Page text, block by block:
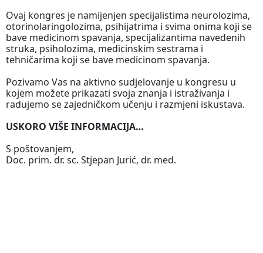
Ovaj kongres je namijenjen specijalistima neurolozima,
otorinolaringolozima, psihijatrima i svima onima koji se
bave medicinom spavanja, specijalizantima navedenih
struka, psiholozima, medicinskim sestrama i
tehničarima koji se bave medicinom spavanja.
Pozivamo Vas na aktivno sudjelovanje u kongresu u
kojem možete prikazati svoja znanja i istraživanja i
radujemo se zajedničkom učenju i razmjeni iskustava.
USKORO VIŠE INFORMACIJA…
S poštovanjem,
Doc. prim. dr. sc. Stjepan Jurić, dr. med.